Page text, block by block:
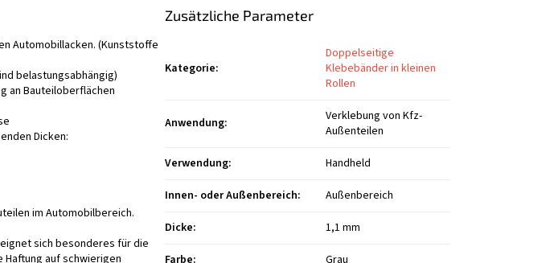
Automobillacken. (Kunststoffe
belastungsabhängig)
an Bauteiloberflächen
Dicken:
im Automobilbereich.
sich besonderes für die
auf schwierigen
Zusätzliche Parameter
Kategorie:
Doppelseitige
Klebebänder in kleinen
Rollen
Anwendung:
Verklebung von Kfz-
Außenteilen
Verwendung:
Handheld
Innen- oder Außenbereich:
Außenbereich
Dicke:
1,1 mm
Farbe:
Grau